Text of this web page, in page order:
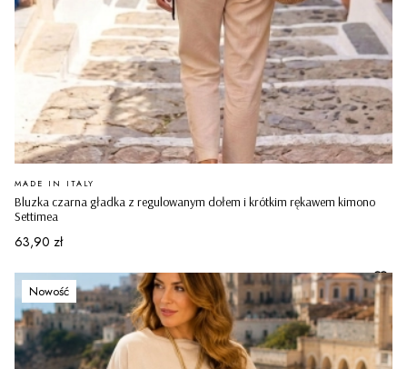
Bluzka czarna gładka z regulowanym dołem i krótkim rękawem kimono
Settimea
PRODUCENT
MADE IN ITALY
Cena
63,90 zł
Nowość